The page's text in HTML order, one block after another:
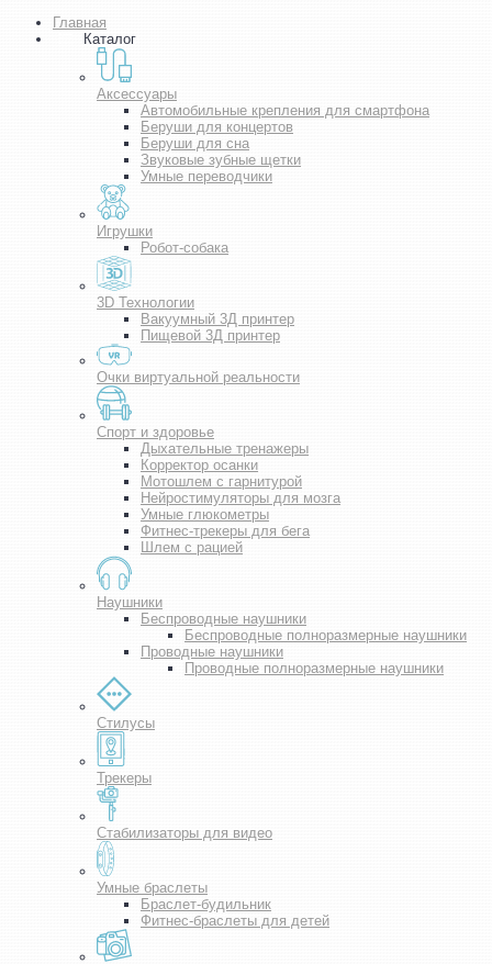
Главная
Каталог
Аксессуары
Автомобильные крепления для смартфона
Беруши для концертов
Беруши для сна
Звуковые зубные щетки
Умные переводчики
Игрушки
Робот-собака
3D Технологии
Вакуумный 3Д принтер
Пищевой 3Д принтер
Очки виртуальной реальности
Спорт и здоровье
Дыхательные тренажеры
Корректор осанки
Мотошлем с гарнитурой
Нейростимуляторы для мозга
Умные глюкометры
Фитнес-трекеры для бега
Шлем с рацией
Наушники
Беспроводные наушники
Беспроводные полноразмерные наушники
Проводные наушники
Проводные полноразмерные наушники
Стилусы
Трекеры
Стабилизаторы для видео
Умные браслеты
Браслет-будильник
Фитнес-браслеты для детей